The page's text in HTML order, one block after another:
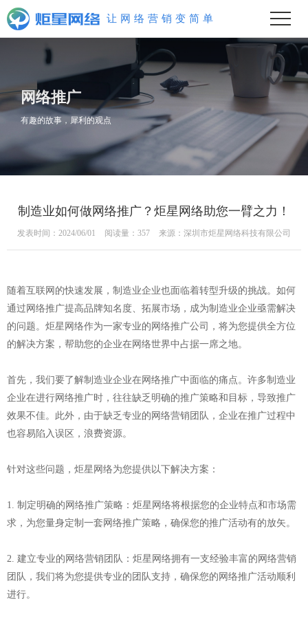
让 网络营销变简单
网络推广
有趣的故事，犀利的观点
制造业如何做网络推广？炬星网络助您一臂之力！
发表时间：2024/06/01 阅读量：357 来源：深圳市炬星网络科技有限公司
随着互联网的快速发展，制造业企业也面临着转型升级的挑战。如何
通过网络推广提高品牌知名度、拓展市场，成为制造业企业亟需解决
的问题。炬星网络作为一家专业的网络推广公司，将为您提供全方位
的解决方案，帮助您的企业在网络世界中占据一席之地。
首先，我们要了解制造业企业在网络推广中面临的痛点。许多制造业
企业在进行网络推广时，往往缺乏明确的推广策略和目标，导致推广
效果不佳。此外，由于缺乏专业的网络营销团队，企业在推广过程中
也容易陷入误区，浪费资源。
针对这些问题，炬星网络为您提供以下解决方案：
1. 制定明确的网络推广策略：炬星网络将根据您的企业特点和市场需
求，为您量身定制一套网络推广策略，确保您的推广活动有的放矢。
2. 建立专业的网络营销团队：炬星网络拥有一支经验丰富的网络营销
团队，我们将为您提供专业的团队支持，确保您的网络推广活动顺利
进行。